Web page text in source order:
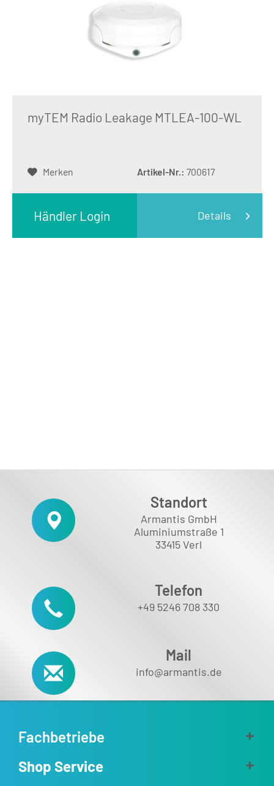
myTEM Radio Leakage MTLEA-100-WL
Händler Login Details
Merken Artikel-Nr.: 700617
Standort
Armantis GmbH
Aluminiumstraße 1
33415 Verl
Telefon
+49 5246 708 330
Mail
info@armantis.de
Fachbetriebe
Shop Service